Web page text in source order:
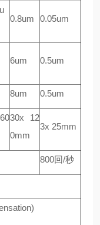
0.8um 0.05um
6um 0.5um
8um 0.5um
30x 12
0mm
3x 25mm
800回/秒